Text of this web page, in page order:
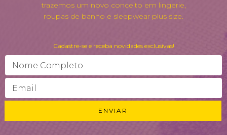
trazemos um novo conceito em lingerie,
roupas de banho e sleepwear plus size.
Cadastre-se e receba novidades exclusivas!